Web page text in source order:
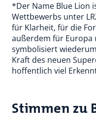
*Der Name Blue Lion
Wettbewerbs unter
für Klarheit, für die
außerdem für Europa
symbolisiert
Kraft des neuen
hoffentlich viel
Stimmen zu